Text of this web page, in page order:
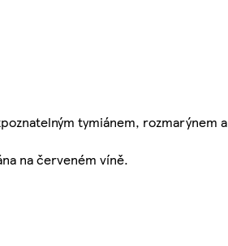
tymiánem, rozmarýnem
na červeném víně.